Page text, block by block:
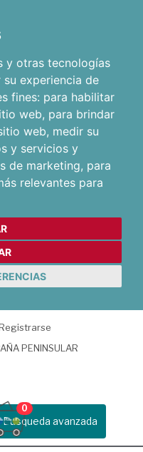
y otras tecnologías
experiencia de
fines: para habilitar
web, para brindar
web, medir su
y servicios y
de marketing, para
relevantes para
PENINSULAR
Busqueda avanzada
0